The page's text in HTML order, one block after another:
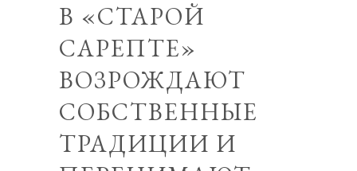
В «СТАРОЙ
САРЕПТЕ»
ВОЗРОЖДАЮТ
СОБСТВЕННЫЕ
ТРАДИЦИИ И